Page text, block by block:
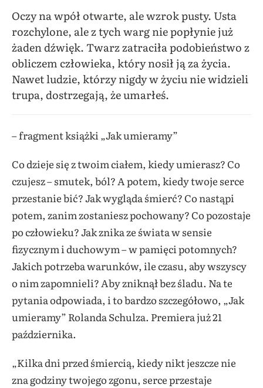
Oczy na wpół otwarte, ale wzrok pusty. Usta
rozchylone, ale z tych warg nie popłynie już
żaden dźwięk. Twarz zatraciła podobieństwo z
obliczem człowieka, który nosił ją za życia.
Nawet ludzie, którzy nigdy w życiu nie widzieli
trupa, dostrzegają, że umarłeś.
–fragment książki „Jakumieramy”
Co dzieje się z twoim ciałem, kiedy umierasz? Co
czujesz – smutek, ból? A potem, kiedy twoje serce
przestanie bić? Jak wygląda śmierć? Co nastąpi
potem, zanim zostaniesz pochowany? Co pozostaje
po człowieku? Jak znika ze świata w sensie
fizycznym i duchowym – w pamięci potomnych?
Jakich potrzeba warunków, ile czasu, aby wszyscy
o nim zapomnieli? Aby zniknął bez śladu. Na te
pytania odpowiada, i to bardzo szczegółowo, „Jak
umieramy” Rolanda Schulza. Premiera już 21
października.
„Kilka dni przed śmiercią, kiedy nikt jeszcze nie
zna godziny twojego zgonu, serce przestaje